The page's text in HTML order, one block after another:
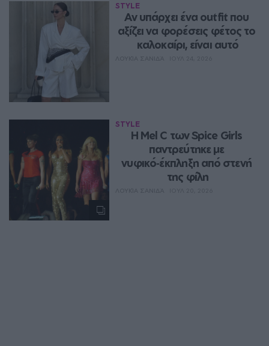
STYLE
Αν υπάρχει ένα outfit που
αξίζει να φορέσεις φέτος το
καλοκαίρι, είναι αυτό
STYLE
Η Mel C των Spice Girls
παντρεύτηκε με
νυφικό‑έκπληξη από στενή
της φίλη